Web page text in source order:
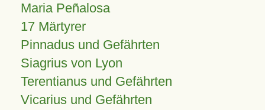
Maria Peñalosa
17 Märtyrer
Pinnadus und Gefährten
Siagrius von Lyon
Terentianus und Gefährten
Vicarius und Gefährten